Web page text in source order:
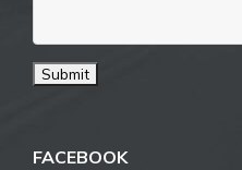
FACEBOOK